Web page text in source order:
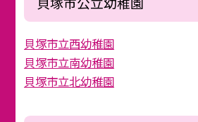
貝塚市立西幼稚園
貝塚市立南幼稚園
貝塚市立北幼稚園